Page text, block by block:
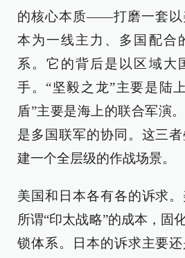
的核心本质——打磨一套以
本为一线主力、多国配合
系。它的背后是以区域大
手。“坚毅之龙”主要是陆
盾”主要是海上的联合军演
是多国联军的协同。这三
建一个全层级的作战场景。
美国和日本各有各的诉求
所谓“印太战略”的成本，固
锁体系。日本的诉求主要